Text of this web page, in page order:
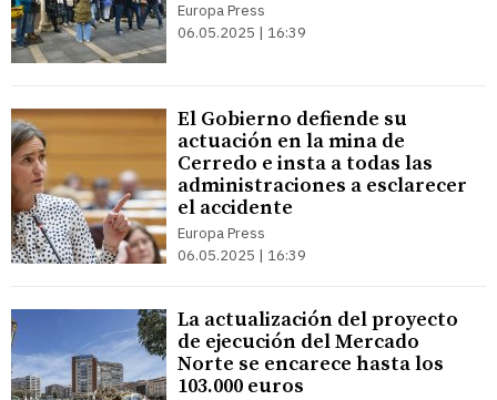
Europa Press
06.05.2025 | 16:39
El Gobierno defiende su
actuación en la mina de
Cerredo e insta a todas las
administraciones a esclarecer
el accidente
Europa Press
06.05.2025 | 16:39
La actualización del proyecto
de ejecución del Mercado
Norte se encarece hasta los
103.000 euros